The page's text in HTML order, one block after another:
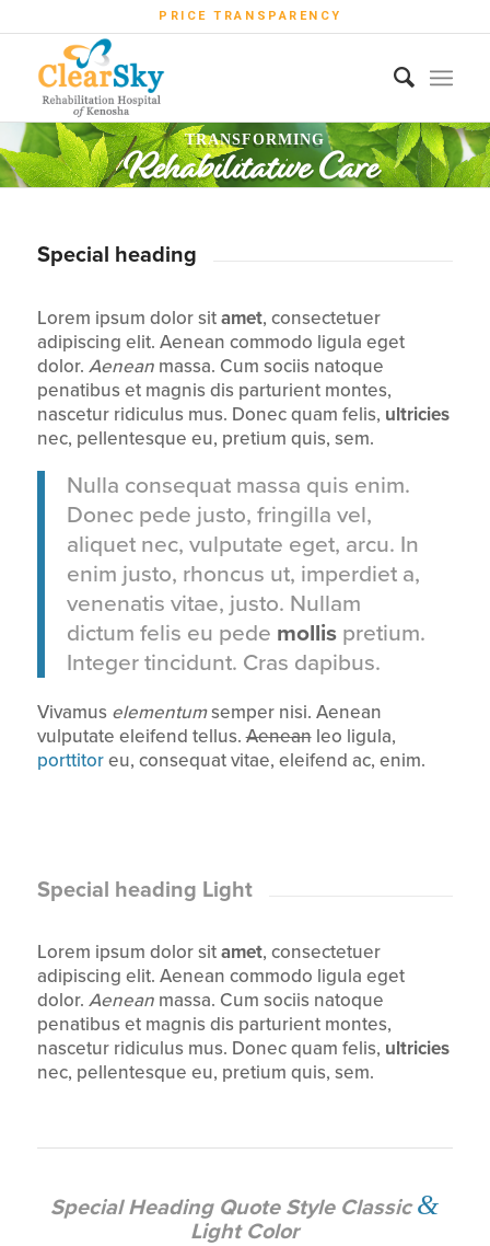
PRICE TRANSPARENCY
Rehabilitative Care
Rehabilitative Care
TRANSFORMING
TRANSFORMING
Special heading
Lorem ipsum dolor sitamet, consectetuer
adipiscing elit. Aenean commodo ligula eget
dolor. Aeneanmassa. Cum sociis natoque
penatibus et magnis dis parturient montes,
nascetur ridiculus mus. Donec quam felis, ultricies
nec, pellentesque eu, pretium quis, sem.
Nulla consequat massa quis enim.
Donec pede justo, fringilla vel,
aliquet nec, vulputate eget, arcu. In
enim justo, rhoncus ut, imperdiet a,
venenatis vitae, justo. Nullam
dictum felis eu pede mollispretium.
Integer tincidunt. Cras dapibus.
Vivamus elementumsemper nisi. Aenean
vulputate eleifend tellus.Aeneanleo ligula,
porttitoreu, consequat vitae, eleifend ac, enim.
Special heading Light
Lorem ipsum dolor sitamet, consectetuer
adipiscing elit. Aenean commodo ligula eget
dolor. Aeneanmassa. Cum sociis natoque
penatibus et magnis dis parturient montes,
nascetur ridiculus mus. Donec quam felis, ultricies
nec, pellentesque eu, pretium quis, sem.
Special Heading Quote Style Classic&
Light Color